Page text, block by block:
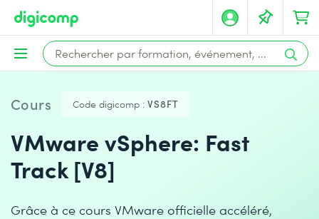
Cours Code digicomp : VS8FT
VMware vSphere: Fast
Track [V8]
Grâce à ce cours VMware officielle accéléré,